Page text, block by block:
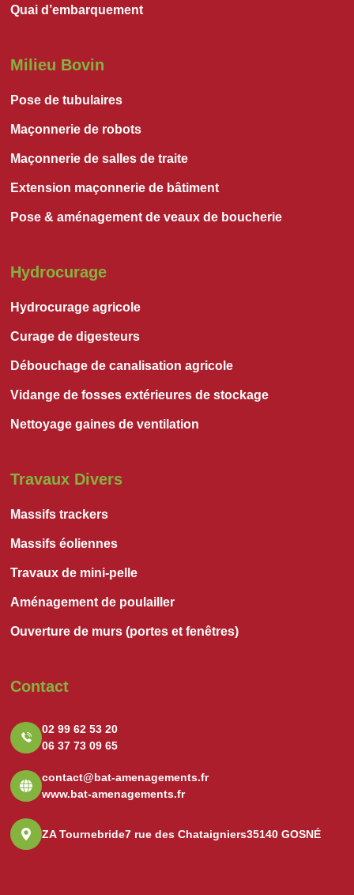
Quai d’embarquement
Milieu Bovin
Pose de tubulaires
Maçonnerie de robots
Maçonnerie de salles de traite
Extension maçonnerie de bâtiment
Pose & aménagement de veaux de boucherie
Hydrocurage
Hydrocurage agricole
Curage de digesteurs
Débouchage de canalisation agricole
Vidange de fosses extérieures de stockage
Nettoyage gaines de ventilation
Travaux Divers
Massifs trackers
Massifs éoliennes
Travaux de mini-pelle
Aménagement de poulailler
Ouverture de murs (portes et fenêtres)
Contact
02 99 62 53 20
06 37 73 09 65
contact@bat-amenagements.fr
www.bat-amenagements.fr
ZA Tournebride7 rue des Chataigniers35140 GOSNÉ